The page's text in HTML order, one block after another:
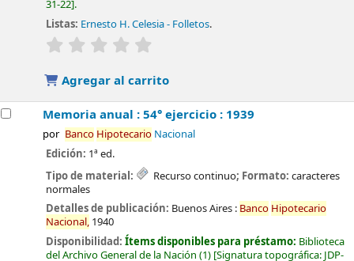
31-22 .
Listas: Ernesto H. Celesia - Folletos.
valoración
Agregar al carrito
Memoria anual : 54° ejercicio : 1939
por Banco HipotecarioNacional
Edición: 1ª ed.
Tipo de material:
Recurso continuo; Formato: caracteres
normales
Detalles de publicación: Buenos Aires : Banco Hipotecario
Nacional, 1940
Disponibilidad:Ítems disponibles para préstamo: Biblioteca
del Archivo General de la Nación (1) Signatura topográfica: JDP-